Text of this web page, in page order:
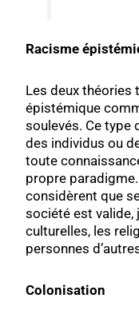
Racisme
Les deux théories
épistémique
soulevés. Ce type
des individus ou
toute
propre
considèrent que
société est valide,
culturelles, les
personnes
Colonisation